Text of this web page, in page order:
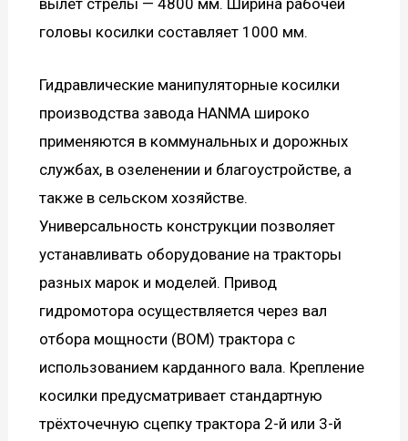
головы косилки составляет 1000 мм.
Гидравлические манипуляторные косилки
производства завода HANMA широко
применяются в коммунальных и дорожных
службах, в озеленении и благоустройстве, а
также в сельском хозяйстве.
Универсальность конструкции позволяет
устанавливать оборудование на тракторы
разных марок и моделей. Привод
гидромотора осуществляется через вал
отбора мощности (ВОМ) трактора с
использованием карданного вала. Крепление
косилки предусматривает стандартную
трёхточечную сцепку трактора 2-й или 3-й